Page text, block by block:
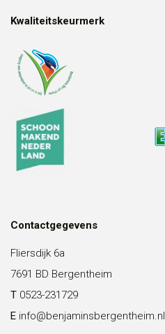
Kwaliteitskeurmerk
Contactgegevens
Fliersdijk 6a
7691 BD Bergentheim
T 0523-231729
E info@benjaminsbergentheim.nl